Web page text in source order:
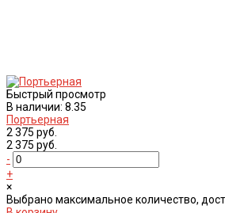
Быстрый просмотр
В наличии: 8.35
Портьерная
2 375 руб.
2 375 руб.
-
+
×
Выбрано максимальное количество,